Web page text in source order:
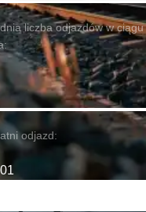
liczba odjazdów w ciągu
odjazd: